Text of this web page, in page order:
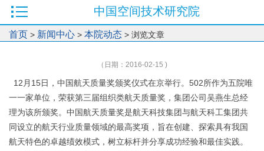
中国空间技术研究院
首页 > 新闻中心 > 本院动态 > 浏览文章
（日期：2016-02-15 )
12月15日，中国航天质量奖颁奖仪式在京举行。502所作为五院唯
一一家单位，荣获第三届组织类航天质量奖，集团公司吴燕生总经
理为该所颁奖。中国航天质量奖是航天科技集团与航天科工集团共
同设立的航天行业质量领域的最高奖项，旨在创建、探索具有我国
航天特色的卓越绩效模式，树立标杆并分享成功经验和最佳实践。